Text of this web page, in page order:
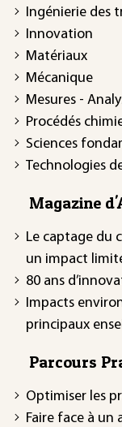
Ingénierie des
Innovation
Matériaux
Mécanique
Mesures -
Procédés
Sciences
Technologies
Magazine
Le captage du
un impact
80 ans
Impacts
principaux
Parcours
Optimiser les
Faire face à un